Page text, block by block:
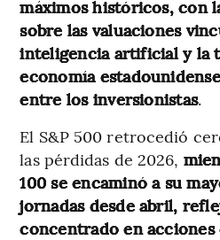
máximos históricos, con
sobre las valuaciones
inteligencia artificial y la
economía
entre los inversionistas.
El S&P 500 retrocedió
las pérdidas de 2026,
100 se encaminó a su
jornadas desde abril,
concentrado en